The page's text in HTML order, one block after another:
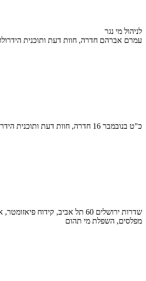
לניהול מי נגר
עמרם אברהם חדרה, חוות דעת ותוכנית
כ"ט בנובמבר 16 חדרה, חוות דעת ותוכנית הידרולוגית לניהול מי נגר
שדרות ירושלים 60 תל אביב, קידוח
מפלסים, השפלת מי תהום